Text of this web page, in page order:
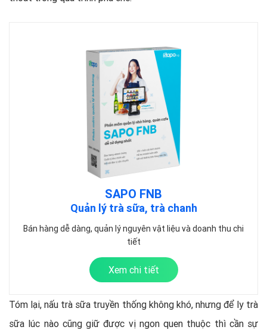
SAPO FNB
Quản lý trà sữa, trà chanh
Bán hàng dễ dàng, quản lý nguyên vật liệu và doanh thu chi
tiết
Xem chi tiết
Tóm lại, nấu trà sữa truyền thống không khó, nhưng để ly trà
sữa lúc nào cũng giữ được vị ngon quen thuộc thì cần sự